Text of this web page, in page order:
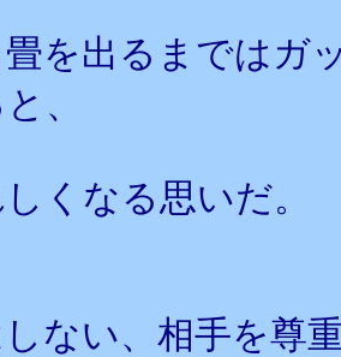
を出るまではガ
、
くなる思いだ。
ない、相手を尊